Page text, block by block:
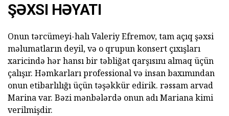
ŞƏXSI HƏYATI
Onun tərcümeyi-halı Valeriy Efremov, tam açıq şəxsi
məlumatların deyil, və o qrupun konsert çıxışları
xaricində hər hansı bir təbliğat qarşısını almaq üçün
çalışır. Həmkarları professional və insan baxımından
onun etibarlılığı üçün təşəkkür edirik. rəssam arvad
Marina var. Bəzi mənbələrdə onun adı Mariana kimi
verilmişdir.